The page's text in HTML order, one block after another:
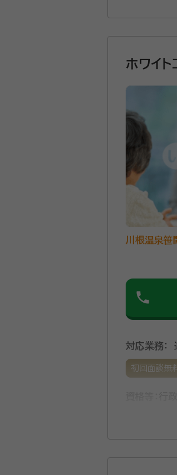
オフィス
その内、３
護士・不
相談会の対
をお使い
所属団体：
ホワイ
川根温泉笹
phone
対応業務：
初回面談無